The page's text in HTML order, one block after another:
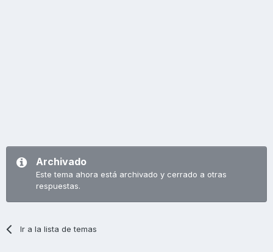
Archivado
Este tema ahora está archivado y cerrado a otras
respuestas.
Ir a la lista de temas